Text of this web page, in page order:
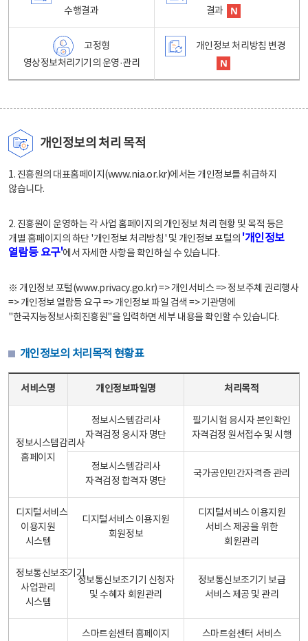
수행결과
결과
고정형
영상정보처리기기의 운영·관리
개인정보 처리방침 변경
개인정보의 처리 목적
1. 진흥원의 대표홈페이지(www.nia.or.kr)에서는 개인정보를 취급하지
않습니다.
2. 진흥원이 운영하는 각 사업 홈페이지의 개인정보 처리 현황 및 목적 등은
개별 홈페이지의 하단 '개인정보 처리방침' 및 개인정보 포털의 '개인정보
열람등 요구'에서 자세한 사항을 확인하실 수 있습니다.
※ 개인정보 포털(www.privacy.go.kr) => 개인서비스 => 정보주체 권리행사
=> 개인정보 열람등 요구 => 개인정보 파일 검색 => 기관명에
"한국지능정보사회진흥원"을 입력하면 세부 내용을 확인할 수 있습니다.
개인정보의 처리목적 현황표
서비스명 개인정보파일명 처리목적
정보시스템감리사
홈페이지
정보시스템감리사
자격검정 응시자 명단
필기시험 응시자 본인확인
자격검정 원서접수 및 시행
정보시스템감리사
자격검정 합격자 명단
국가공인민간자격증 관리
디지털서비스
이용지원
시스템
디지털서비스 이용지원
회원정보
디지털서비스 이용지원
서비스 제공을 위한
회원관리
정보통신보조기기
사업관리
시스템
정보통신보조기기 신청자
및 수혜자 회원관리
정보통신보조기기 보급
서비스 제공 및 관리
스마트쉼센터 홈페이지
스마트쉼센터 서비스